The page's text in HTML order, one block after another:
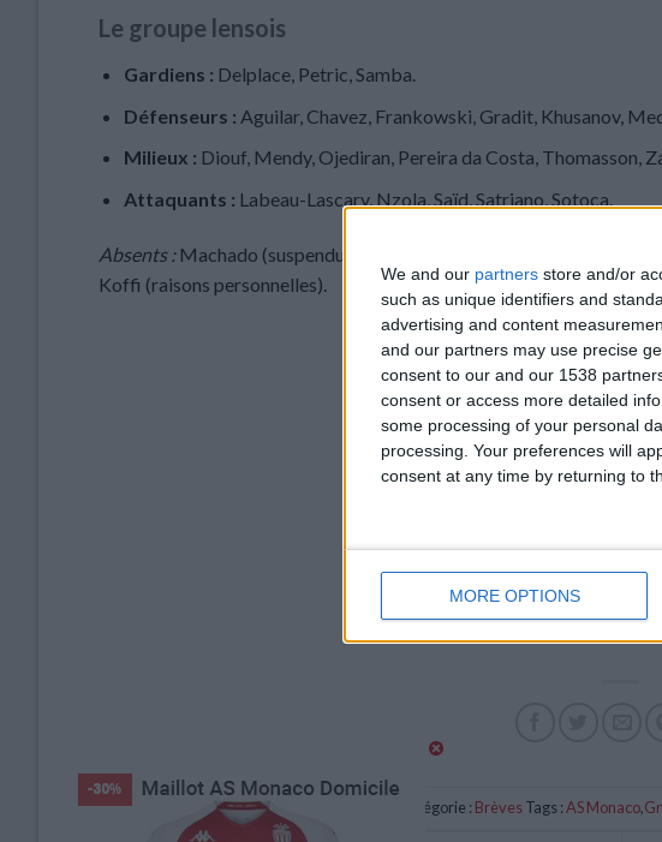
We and our partners store and/or
such as unique identifiers and
advertising and content
and our partners may use precise
consent to our and our 1538
consent or access more detailed
some processing of your personal
processing. Your preferences will
consent at any time by returning to
MORE OPTIONS
Le groupe lensois
Gardiens : Delplace, Petric, Samba.
Défenseurs : Aguilar, Chavez, Frankowski, Gradit, Khusanov,
Milieux : Diouf, Mendy, Ojediran, Pereira da Costa, Thomasson,
Attaquants : Labeau-Lascary, Nzola, Saïd, Satriano, Sotoca.
Absents :Machado (suspendu), Danso (protocole médical), Cabot
Koffi (raisons personnelles).
Catégorie : BrèvesTags :AS Monaco,